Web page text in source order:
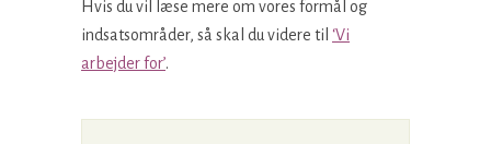
Hvis du vil læse mere om vores formål og
indsatsområder, så skal du videre til ‘Vi
arbejder for’.